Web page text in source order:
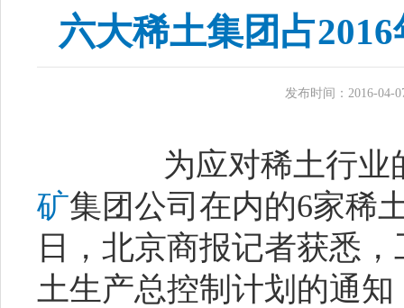
六大稀土集团占
发布时间：2016-04-
为应对稀土行业的
矿集团公司在内的6家稀
日，北京商报记者获悉
土生产总控制计划的通